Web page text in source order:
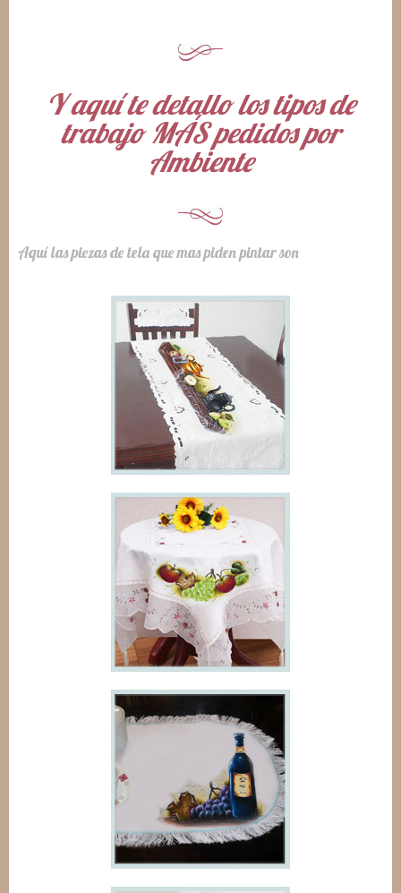
Y aquí te detallo los tipos de
trabajo MÁS pedidos por
Ambiente
Aquí las piezas de tela que mas piden pintar son